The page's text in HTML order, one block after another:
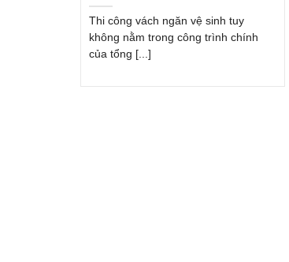
Thi công vách ngăn vệ sinh tuy
không nằm trong công trình chính
của tổng [...]